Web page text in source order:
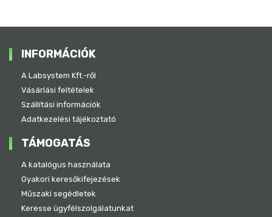
INFORMÁCIÓK
A Labsystem Kft.-ről
Vásárlási feltételek
Szállítási információk
Adatkezelési tájékoztató
TÁMOGATÁS
A katalógus használata
Gyakori keresőkifejezések
Műszaki segédletek
Keresse ügyfélszolgálatunkat